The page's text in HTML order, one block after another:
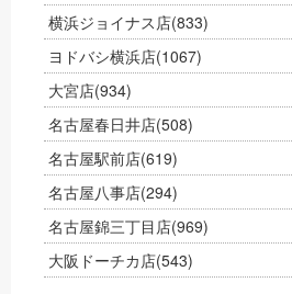
横浜ジョイナス店(833)
ヨドバシ横浜店(1067)
大宮店(934)
名古屋春日井店(508)
名古屋駅前店(619)
名古屋八事店(294)
名古屋錦三丁目店(969)
大阪ドーチカ店(543)